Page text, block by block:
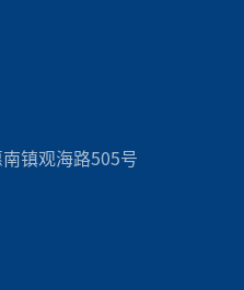
镇观海路505号